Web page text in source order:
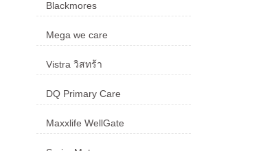
Blackmores
Mega we care
Vistra วิสทร้า
DQ Primary Care
Maxxlife WellGate